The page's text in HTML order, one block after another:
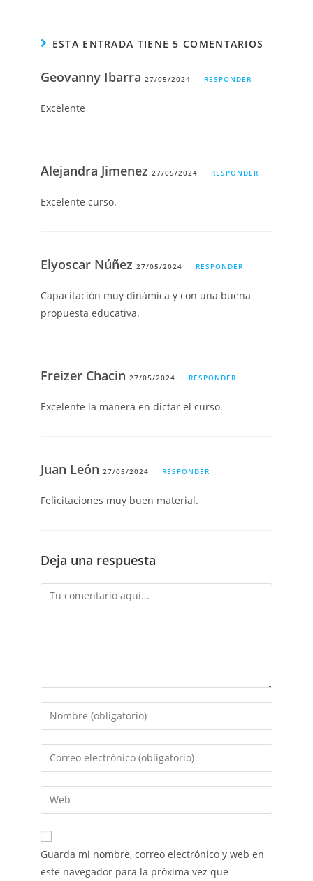
ESTA ENTRADA TIENE 5 COMENTARIOS
Geovanny Ibarra27/05/2024 RESPONDER
Excelente
Alejandra Jimenez27/05/2024 RESPONDER
Excelente curso.
Elyoscar Núñez27/05/2024 RESPONDER
Capacitación muy dinámica y con una buena
propuesta educativa.
Freizer Chacin27/05/2024 RESPONDER
Excelente la manera en dictar el curso.
Juan León27/05/2024 RESPONDER
Felicitaciones muy buen material.
Deja una respuesta
Guarda mi nombre, correo electrónico y web en
este navegador para la próxima vez que